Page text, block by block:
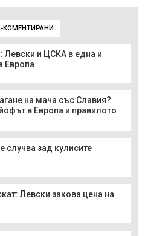
КОМЕНТИРАНИ
Левски и ЦСКА в една и
Европа
на мача със Славия?
в Европа и правилото
случва зад кулисите
Левски закова цена на